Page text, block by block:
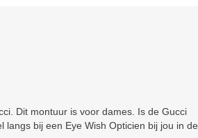
Dit montuur is voor dames. Is de Gucci
bij een Eye Wish Opticien bij jou in de